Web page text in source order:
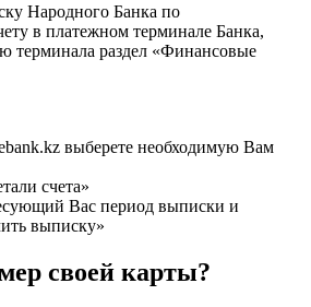
Народного Банка по
в платежном терминале Банка,
терминала раздел «Финансовые
выберете необходимую Вам
счета»
Вас период выписки и
выписку»
своей карты?